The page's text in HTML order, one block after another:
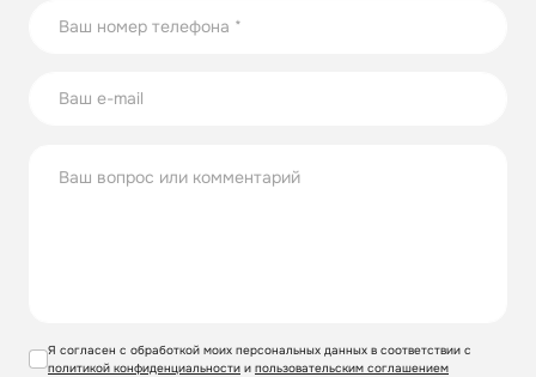
использованию стеклянных бутылок на участке.
Я согласен с обработкой моих персональных данных в соответствии с
политикой конфиденциальности и пользовательским соглашением